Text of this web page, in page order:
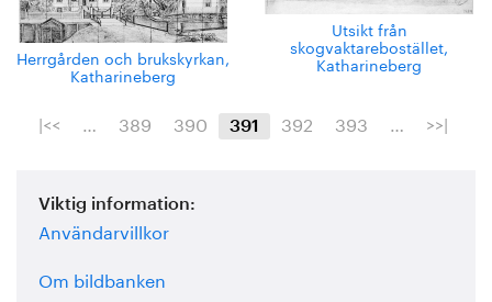
Herrgården och brukskyrkan,
Katharineberg
Utsikt från
skogvaktarebostället,
Katharineberg
|<< 389 390 391 392 393 >>|
Viktig information:
Användarvillkor
Om bildbanken